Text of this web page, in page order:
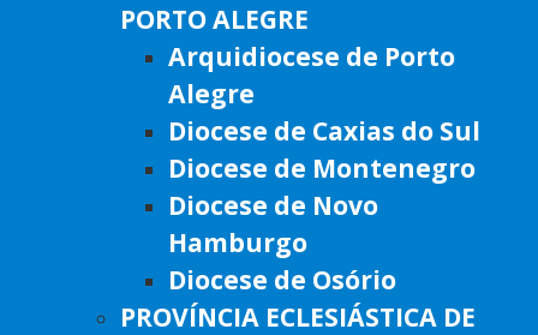
PORTO ALEGRE
Arquidiocese de Porto
Alegre
Diocese de Caxias do Sul
Diocese de Montenegro
Diocese de Novo
Hamburgo
Diocese de Osório
PROVÍNCIA ECLESIÁSTICA DE